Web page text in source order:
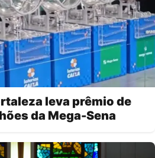
leva prêmio de
da Mega-Sena